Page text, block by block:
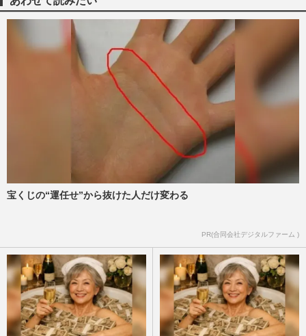
宝くじの“運任せ”から抜けた人だけ変わる
PR(合同会社デジタルファーム )